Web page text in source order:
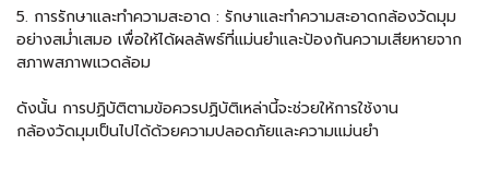
5. การรักษาและทำความสะอาด : รักษาและทำความสะอาดกล้องวัดมุม
อย่างสม่ำเสมอ เพื่อให้ได้ผลลัพธ์ที่แม่นยำและป้องกันความเสียหายจาก
สภาพสภาพแวดล้อม
ดังนั้น การปฏิบัติตามข้อควรปฏิบัติเหล่านี้จะช่วยให้การใช้งาน
กล้องวัดมุมเป็นไปได้ด้วยความปลอดภัยและความแม่นยำ